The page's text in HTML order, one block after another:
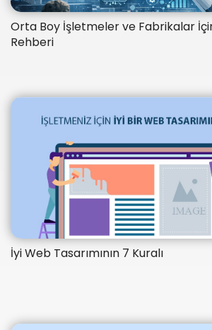
Orta Boy İşletmeler ve Fabrikalar
Rehberi
İyi Web Tasarımının 7 Kuralı